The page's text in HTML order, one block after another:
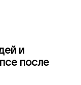
и
после